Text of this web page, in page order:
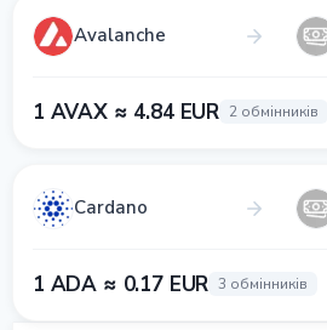
Avalanche
1 AVAX ≈ 4.84 EUR 2 обмінників
Cardano
1 ADA ≈ 0.17 EUR 3 обмінників